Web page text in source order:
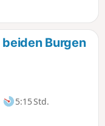
Burgen
5:15 Std.